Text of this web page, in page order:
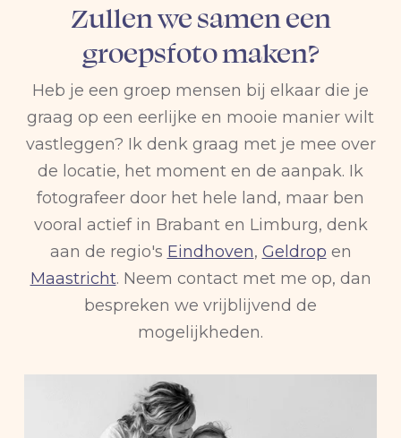
Zullen we samen een
groepsfoto maken?
Heb je een groep mensen bij elkaar die je
graag op een eerlijke en mooie manier wilt
vastleggen? Ik denk graag met je mee over
de locatie, het moment en de aanpak. Ik
fotografeer door het hele land, maar ben
vooral actief in Brabant en Limburg, denk
aan de regio's Eindhoven, Geldrop en
Maastricht. Neem contact met me op, dan
bespreken we vrijblijvend de
mogelijkheden.